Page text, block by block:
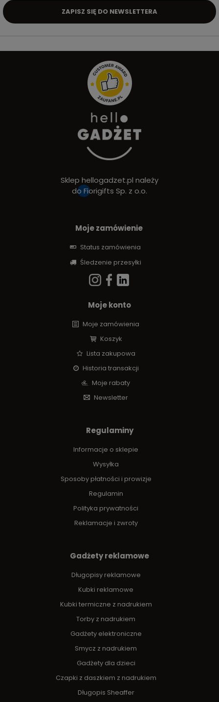
ZAPISZ SIĘ DO NEWSLETTERA
Sklep hellogadzet.pl należy
do Fiorigifts Sp. z o.o.
Moje zamówienie
Status zamówienia
Śledzenie przesyłki
Moje konto
Moje zamówienia
Koszyk
Lista zakupowa
Historia transakcji
Moje rabaty
Newsletter
Regulaminy
Informacje o sklepie
Wysyłka
Sposoby płatności i prowizje
Regulamin
Polityka prywatności
Reklamacje i zwroty
Gadżety reklamowe
Długopisy reklamowe
Kubki reklamowe
Kubki termiczne z nadrukiem
Torby z nadrukiem
Gadżety elektroniczne
Smycz z nadrukiem
Gadżety dla dzieci
Czapki z daszkiem z nadrukiem
Długopis Sheaffer